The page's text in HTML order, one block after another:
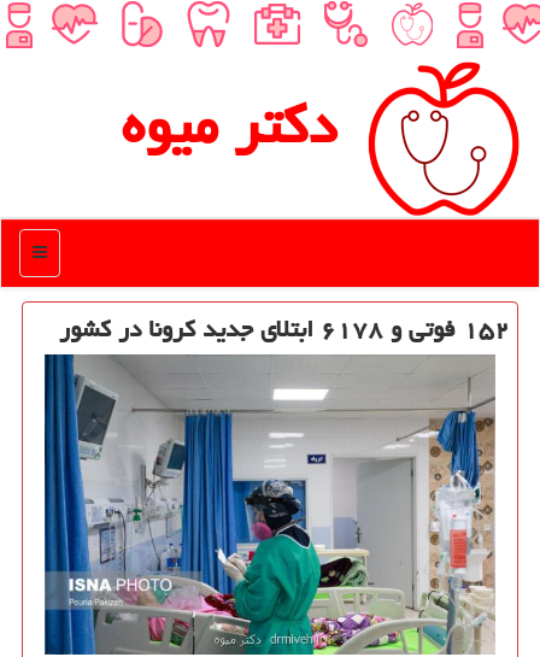
دكتر میوه
منو
۱۵۲ فوتی و ۶۱۷۸ ابتلای جدید كرونا در كشور